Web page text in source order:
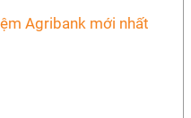
Agribank mới nhất